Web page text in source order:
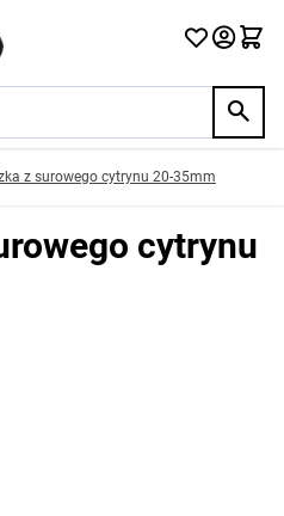
z surowego cytrynu 20-35mm
cytrynu